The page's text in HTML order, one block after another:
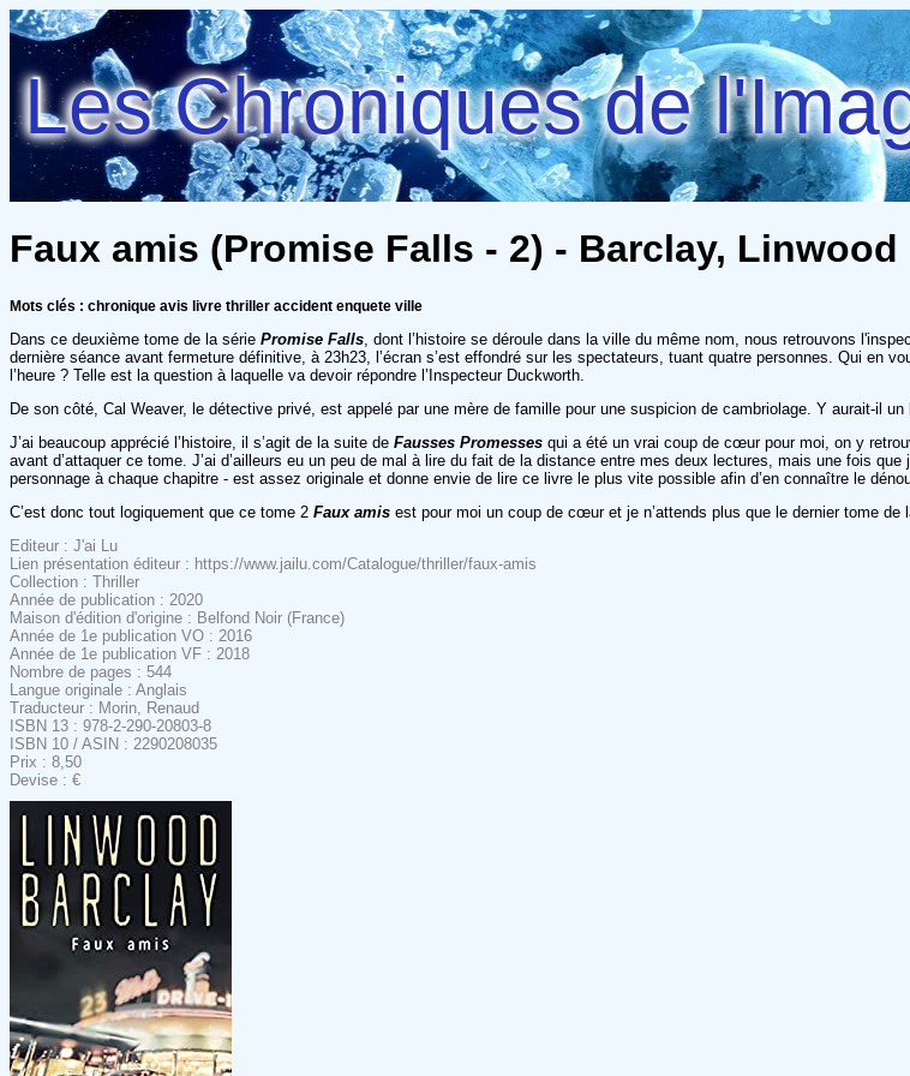
Les Chroniques de
Faux amis (Promise Falls - 2) - Barclay, Linwood
Mots clés : chronique avis livre thriller accident enquete ville
Dans ce deuxième tome de la série Promise Falls , dont l’histoire se déroule dans la ville du même nom, nous retrouvons
dernière séance avant fermeture définitive, à 23h23, l’écran s’est effondré sur les spectateurs, tuant quatre personnes. Qui en
l’heure ? Telle est la question à laquelle va devoir répondre l’Inspecteur Duckworth.
De son côté, Cal Weaver, le détective privé, est appelé par une mère de famille pour une suspicion de cambriolage. Y aurait-il
J’ai beaucoup apprécié l’histoire, il s’agit de la suite de Fausses Promesses qui a été un vrai coup de cœur pour moi, on y
avant d’attaquer ce tome. J’ai d’ailleurs eu un peu de mal à lire du fait de la distance entre mes deux lectures, mais une fois
personnage à chaque chapitre - est assez originale et donne envie de lire ce livre le plus vite possible afin d’en connaître le
C’est donc tout logiquement que ce tome 2 Faux amis est pour moi un coup de cœur et je n’attends plus que le dernier tome de
Editeur : J'ai Lu
Lien présentation éditeur : https://www.jailu.com/Catalogue/thriller/faux-amis
Collection : Thriller
Année de publication : 2020
Maison d'édition d'origine : Belfond Noir (France)
Année de 1e publication VO : 2016
Année de 1e publication VF : 2018
Nombre de pages : 544
Langue originale : Anglais
Traducteur : Morin, Renaud
ISBN 13 : 978-2-290-20803-8
ISBN 10 / ASIN : 2290208035
Prix : 8,50
Devise : €